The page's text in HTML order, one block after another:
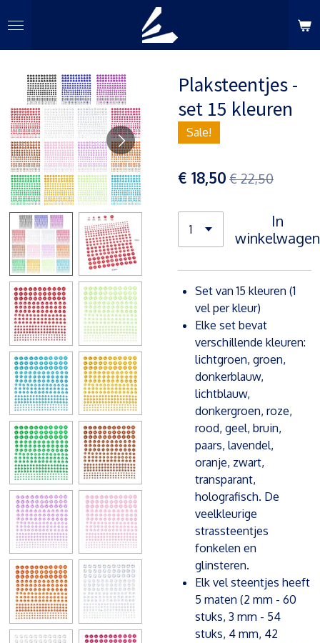
direct
naar
hoofdinhoud
Plaksteentjes -
set 15 kleuren
Sale!
€ 18,50 € 22,50
In
winkelwagen
Set van 15 kleuren (1
vel per kleur)
Elke set bevat
verschillende kleuren:
lichtgroen, groen,
donkerblauw,
lichtblauw,
donkergroen, roze,
rood, geel, bruin,
paars, lavendel,
oranje, zwart,
transparant,
holografisch. De
veelkleurige
strassteentjes
fonkelen en
glinsteren.
Elk vel steentjes heeft
5 maten (2 mm - 60
stuks, 3 mm - 54
stuks, 4 mm, 42